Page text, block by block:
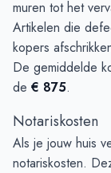
muren tot het
Artikelen die
kopers
De gemiddelde
de € 875.
Notariskosten
Als je jouw huis
notariskosten.